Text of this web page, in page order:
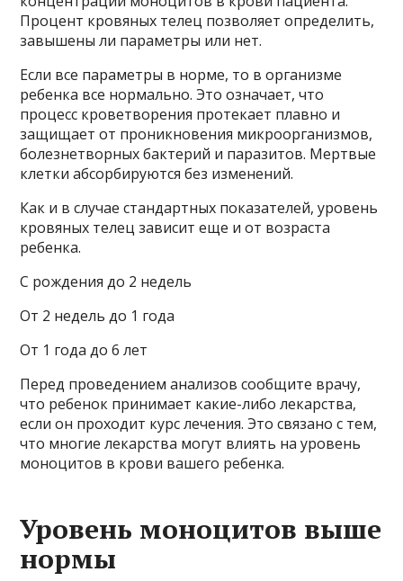
Процент кровяных телец позволяет определить,
завышены ли параметры или нет.
Если все параметры в норме, то в организме
ребенка все нормально. Это означает, что
процесс кроветворения протекает плавно и
защищает от проникновения микроорганизмов,
болезнетворных бактерий и паразитов. Мертвые
клетки абсорбируются без изменений.
Как и в случае стандартных показателей, уровень
кровяных телец зависит еще и от возраста
ребенка.
С рождения до 2 недель
От 2 недель до 1 года
От 1 года до 6 лет
Перед проведением анализов сообщите врачу,
что ребенок принимает какие-либо лекарства,
если он проходит курс лечения. Это связано с тем,
что многие лекарства могут влиять на уровень
моноцитов в крови вашего ребенка.
Уровень моноцитов выше
нормы